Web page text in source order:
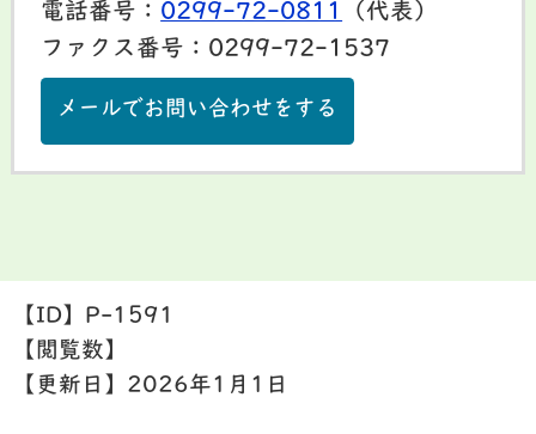
電話番号： 0299-72-0811
（代表）
ファクス番号：0299-72-1537
メールでお問い合わせをする
【ID】 P-1591
【閲覧数】
【更新日】 2026年1月1日